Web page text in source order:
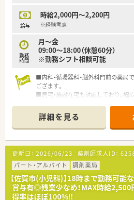
給与
時給2,000円～2,200円
※経験考慮
勤務
時間
月～金
09:00～18:00（休憩60分）
※勤務シフト相談可能
■内科・循環器科・脳外科門前の薬局
ござます。
■居宅・施設在宅も対応しており、幅
■充実した教育制度があり、未経験の
す。
■店舗には最新機器を導入しており
力を入れています。
≪こんな会社です≫
■佐賀県に本社を置き、九州・北陸・
ています。※大手チェーン薬局のグル
■かかりつけ薬剤師や在宅も積極的に
広い業務に携わることができ、薬剤
詳細を見る
更新日： 2026/06/23 薬剤師求人ID：
パート・アルバイト
調剤薬局
【佐賀市(小児科)】18時まで勤務可能
賞与有◎残業少なめ！MAX時給2,500
得率はほぼ100%‼